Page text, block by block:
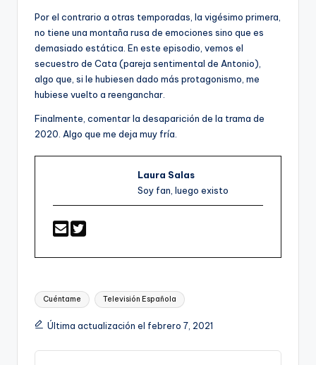
Por el contrario a otras temporadas, la vigésimo primera,
no tiene una montaña rusa de emociones sino que es
demasiado estática. En este episodio, vemos el
secuestro de Cata (pareja sentimental de Antonio),
algo que, si le hubiesen dado más protagonismo, me
hubiese vuelto a reenganchar.
Finalmente, comentar la desaparición de la trama de
2020. Algo que me deja muy fría.
Laura Salas
Soy fan, luego existo
Etiquetas:
Cuéntame Televisión Española
Última actualización el febrero 7, 2021